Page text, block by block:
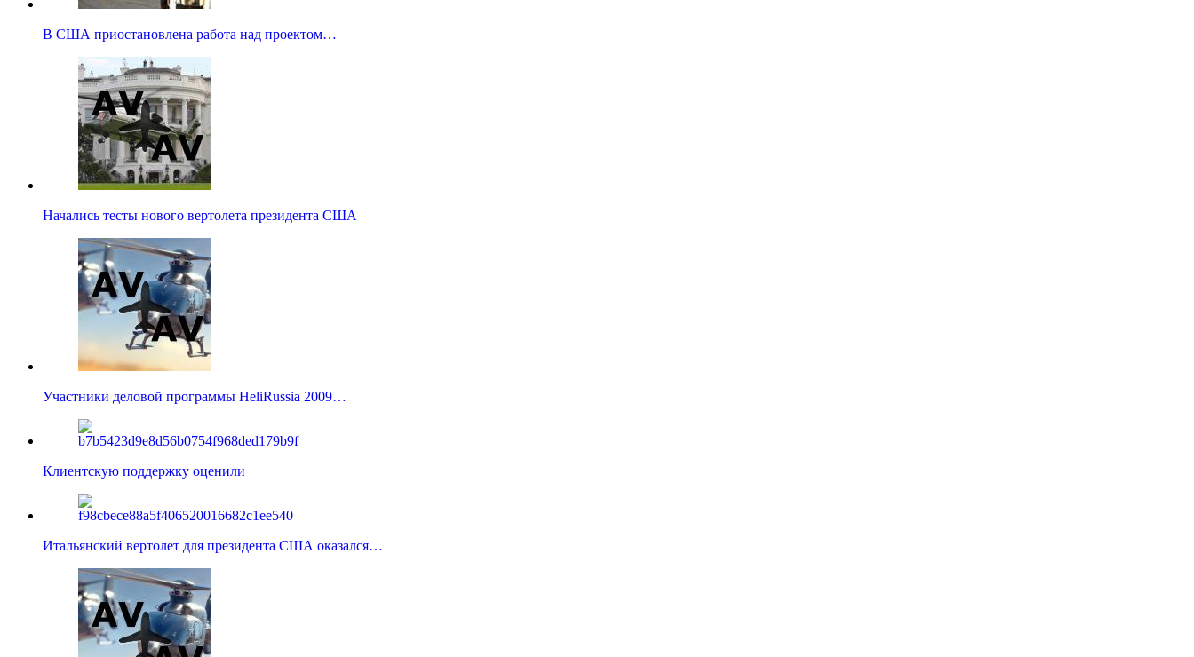
В США приостановлена работа над проектом…
Начались тесты нового вертолета президента США
Участники деловой программы HeliRussia 2009…
Клиентскую поддержку оценили
Итальянский вертолет для президента США оказался…